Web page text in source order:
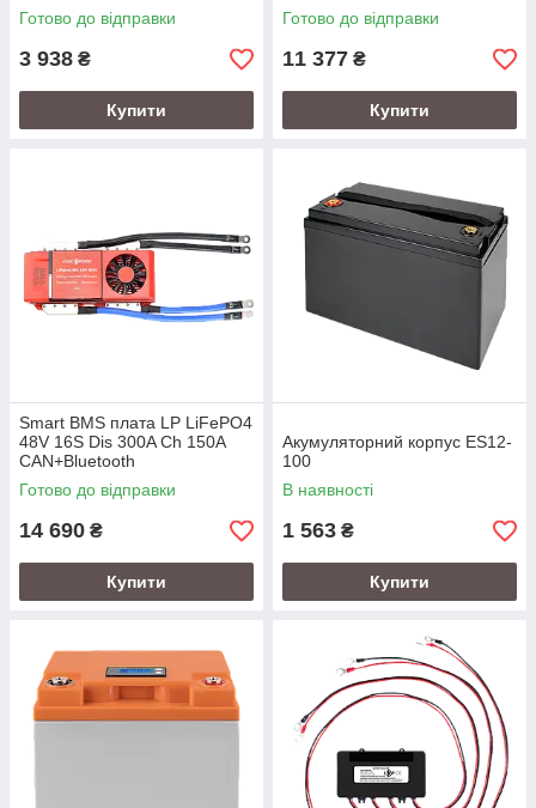
Готово до відправки
3 938 ₴
Купити
Готово до відправки
11 377 ₴
Купити
Smart BMS плата LP LiFePO4
48V 16S Dis 300A Ch 150A
CAN+Bluetooth
Готово до відправки
14 690 ₴
Купити
Акумуляторний корпус ES12-
100
В наявності
1 563 ₴
Купити